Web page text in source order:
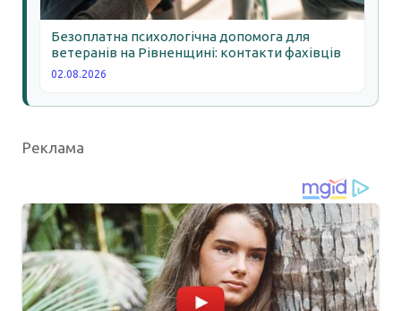
Безоплатна психологічна допомога для
ветеранів на Рівненщині: контакти фахівців
02.08.2026
Реклама